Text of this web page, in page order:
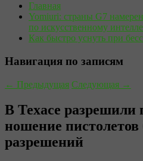
Главная
Yomiuri: страны G7
по искусственному
Как быстро уснуть при
Навигация по записям
← Предыдущая Следующая →
В Техасе разрешили
ношение
разрешений